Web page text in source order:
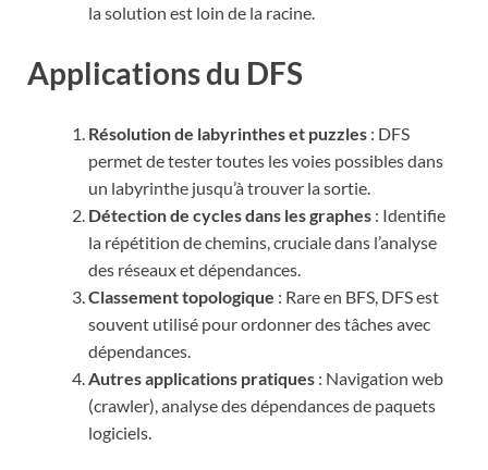
la solution est loin de la racine.
Applications du DFS
Résolution de labyrinthes et puzzles : DFS
permet de tester toutes les voies possibles dans
un labyrinthe jusqu’à trouver la sortie.
Détection de cycles dans les graphes : Identifie
la répétition de chemins, cruciale dans l’analyse
des réseaux et dépendances.
Classement topologique : Rare en BFS, DFS est
souvent utilisé pour ordonner des tâches avec
dépendances.
Autres applications pratiques : Navigation web
(crawler), analyse des dépendances de paquets
logiciels.